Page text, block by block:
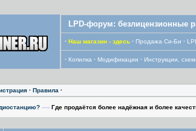
LPD-форум: безлицензионные
· Наш магазин - здесь · Продажа Си-Би ·
· Копилка · Модификации · Инструкции,
· Правила ·
—›Где продаётся более надёжная и более